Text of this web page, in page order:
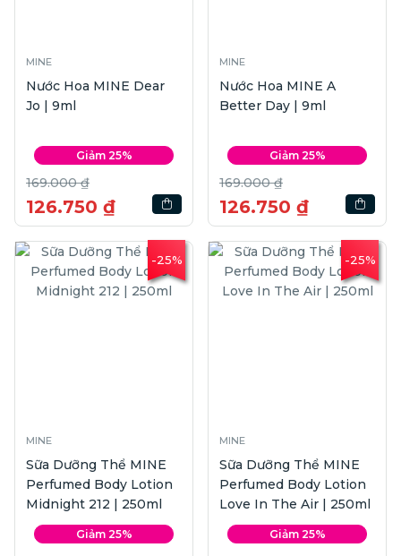
MINE
Nước Hoa MINE Dear
Jo | 9ml
Giảm 25%
169.000 ₫
126.750 ₫
MINE
Nước Hoa MINE A
Better Day | 9ml
Giảm 25%
169.000 ₫
126.750 ₫
-25%
MINE
Sữa Dưỡng Thể MINE
Perfumed Body Lotion
Midnight 212 | 250ml
Giảm 25%
-25%
MINE
Sữa Dưỡng Thể MINE
Perfumed Body Lotion
Love In The Air | 250ml
Giảm 25%